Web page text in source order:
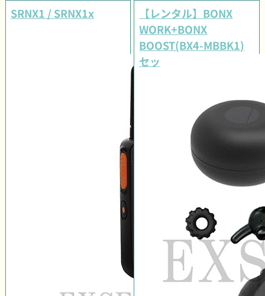
SRNX1 / SRNX1x
【レンタル】BONX
WORK+BONX
BOOST(BX4-MBBK1)
セット